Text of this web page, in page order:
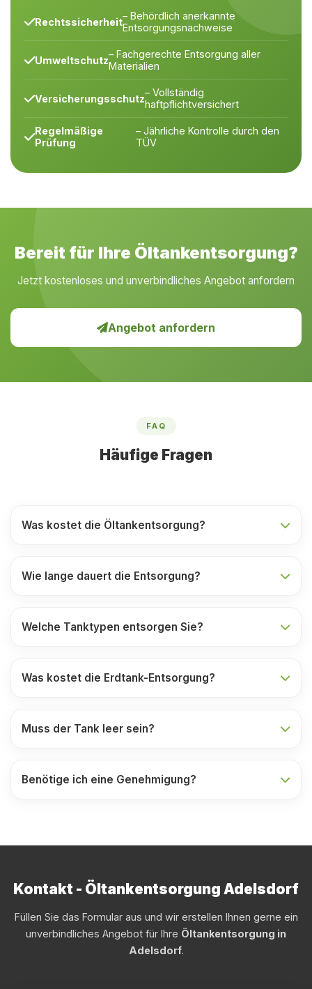
Rechtssicherheit– Behördlich anerkannte
Entsorgungsnachweise
Umweltschutz– Fachgerechte Entsorgung aller
Materialien
Versicherungsschutz– Vollständig
haftpflichtversichert
Regelmäßige
Prüfung
– Jährliche Kontrolle durch den
TÜV
Bereit für Ihre Öltankentsorgung?
Jetzt kostenloses und unverbindliches Angebot anfordern
Angebot anfordern
FAQ
Häufige Fragen
Was kostet die Öltankentsorgung?
Wie lange dauert die Entsorgung?
Welche Tanktypen entsorgen Sie?
Was kostet die Erdtank-Entsorgung?
Muss der Tank leer sein?
Benötige ich eine Genehmigung?
Kontakt - Öltankentsorgung Adelsdorf
Füllen Sie das Formular aus und wir erstellen Ihnen gerne ein
unverbindliches Angebot für Ihre Öltankentsorgung in
Adelsdorf.